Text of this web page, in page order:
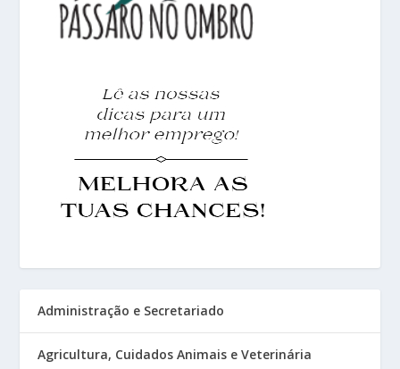
Administração e Secretariado
Agricultura, Cuidados Animais e Veterinária